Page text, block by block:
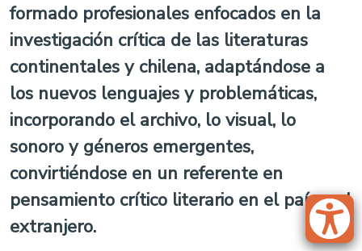
formado profesionales enfocados en la
investigación crítica de las literaturas
continentales y chilena, adaptándose a
los nuevos lenguajes y problemáticas,
incorporando el archivo, lo visual, lo
sonoro y géneros emergentes,
convirtiéndose en un referente en
pensamiento crítico literario en el país y el
extranjero.